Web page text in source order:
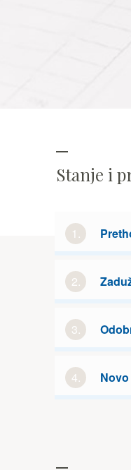
Stanje i
1.
2.
3.
4.